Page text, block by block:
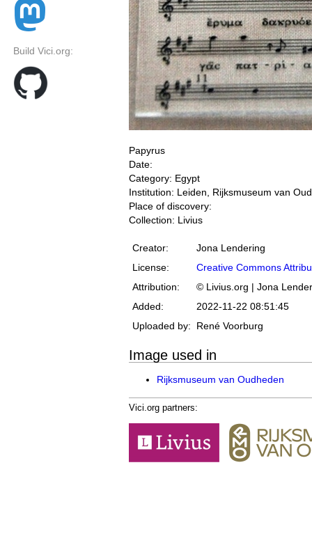
Build Vici.org:
Papyrus
Date:
Category: Egypt
Institution: Leiden, Rijksmuseum van
Place of discovery:
Collection: Livius
Creator:
Jona Lendering
License:
Creative Commons
Attribution:
© Livius.org | Jona
Added:
2022-11-22 08:51:45
Uploaded by:
René Voorburg
Image used in
Rijksmuseum van Oudheden
Vici.org partners: